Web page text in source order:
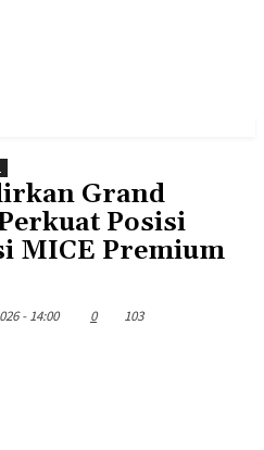
Grand
Posisi
MICE Premium
- 14:00 0 103